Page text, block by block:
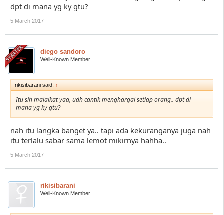
dpt di mana yg ky gtu?
5 March 2017
diego sandoro
Well-Known Member
rikisibarani said: ↑
Itu sih malaikat yaa, udh cantik menghargai setiap orang.. dpt di
mana yg ky gtu?
nah itu langka banget ya.. tapi ada kekuranganya juga nah
itu terlalu sabar sama lemot mikirnya hahha..
5 March 2017
rikisibarani
Well-Known Member